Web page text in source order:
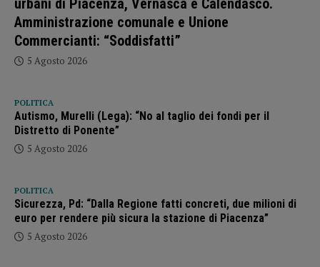
urbani di Piacenza, Vernasca e Calendasco.
Amministrazione comunale e Unione
Commercianti: “Soddisfatti”
5 Agosto 2026
POLITICA
Autismo, Murelli (Lega): “No al taglio dei fondi per il
Distretto di Ponente”
5 Agosto 2026
POLITICA
Sicurezza, Pd: “Dalla Regione fatti concreti, due milioni di
euro per rendere più sicura la stazione di Piacenza”
5 Agosto 2026